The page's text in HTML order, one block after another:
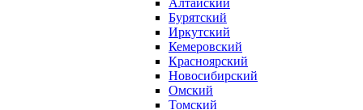
Бурятский
Иркутский
Кемеровский
Красноярский
Новосибирский
Омский
Томский